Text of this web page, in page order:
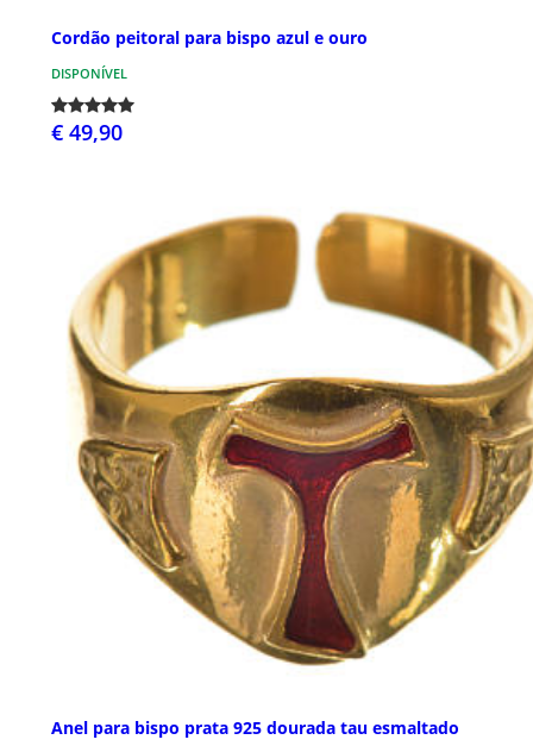
Cordão peitoral para bispo azul e ouro
DISPONÍVEL
€ 49,90
Anel para bispo prata 925 dourada tau esmaltado